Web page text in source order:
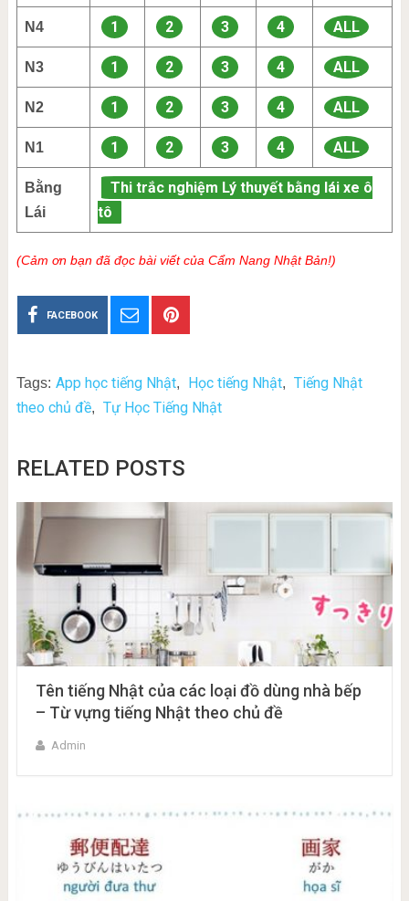
N4 1 2 3 4 ALL
N3 1 2 3 4 ALL
N2 1 2 3 4 ALL
N1 1 2 3 4 ALL
Bằng
Lái
Thi trắc nghiệm Lý thuyết bằng lái xe ô
tô
(Cảm ơn bạn đã đọc bài viết của Cẩm Nang Nhật Bản!)
FACEBOOK
Tags: App học tiếng Nhật, Học tiếng Nhật, Tiếng Nhật
theo chủ đề, Tự Học Tiếng Nhật
RELATED POSTS
Tên tiếng Nhật của các loại đồ dùng nhà bếp
– Từ vựng tiếng Nhật theo chủ đề
Admin